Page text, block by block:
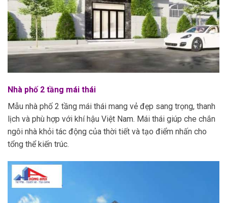
Nhà phố 2 tầng mái thái
Mẫu nhà phố 2 tầng mái thái mang vẻ đẹp sang trọng, thanh
lịch và phù hợp với khí hậu Việt Nam. Mái thái giúp che chắn
ngôi nhà khỏi tác động của thời tiết và tạo điểm nhấn cho
tổng thể kiến trúc.